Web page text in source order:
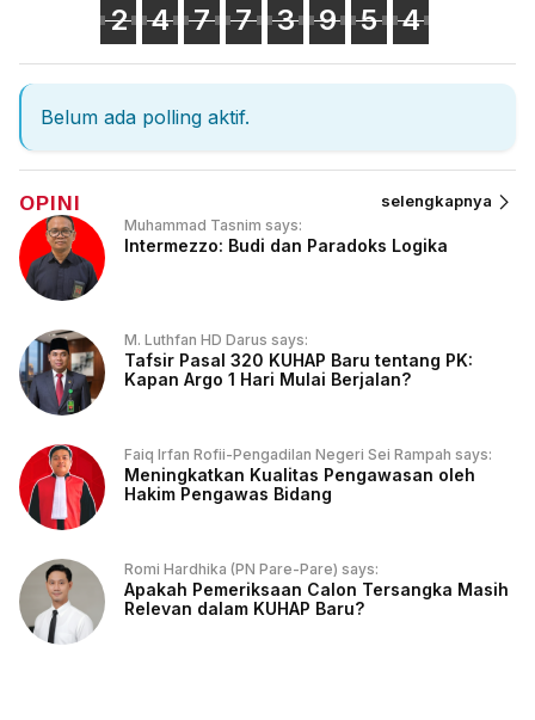
2 4 7 7 3 9 5 4
Belum ada polling aktif.
OPINI selengkapnya
Muhammad Tasnim says:
Intermezzo: Budi dan Paradoks Logika
M. Luthfan HD Darus says:
Tafsir Pasal 320 KUHAP Baru tentang PK:
Kapan Argo 1 Hari Mulai Berjalan?
Faiq Irfan Rofii-Pengadilan Negeri Sei Rampah says:
Meningkatkan Kualitas Pengawasan oleh
Hakim Pengawas Bidang
Romi Hardhika (PN Pare-Pare) says:
Apakah Pemeriksaan Calon Tersangka Masih
Relevan dalam KUHAP Baru?